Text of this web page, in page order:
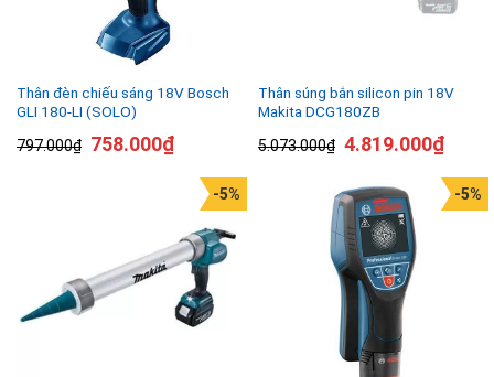
Thân đèn chiếu sáng 18V Bosch
GLI 180-LI (SOLO)
797.000₫ 758.000₫
Thân súng bắn silicon pin 18V
Makita DCG180ZB
5.073.000₫ 4.819.000₫
-5% -5%